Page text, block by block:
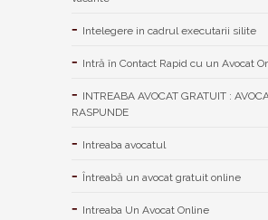
Intelegere in cadrul executarii silite
Intră în Contact Rapid cu un Avocat
INTREABA AVOCAT GRATUIT :
RASPUNDE
Intreaba avocatul
Întreabă un avocat gratuit online
Intreaba Un Avocat Online